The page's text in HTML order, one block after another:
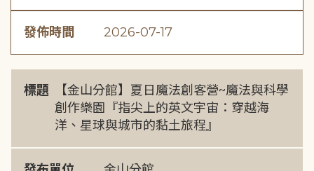
發佈時間 2026-07-17
標題
【金山分館】夏日魔法創客營~魔法與科學
創作樂園『指尖上的英文宇宙：穿越海
洋、星球與城市的黏土旅程』